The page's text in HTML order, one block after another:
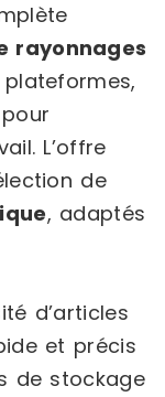
rayonnages
L’offre
de
, adaptés
d’articles
et précis
de stockage